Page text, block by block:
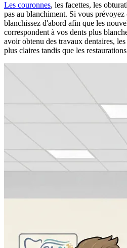
Les couronnes, les facettes, les
pas au blanchiment. Si vous prévoyez
blanchissez d'abord afin que les
correspondent à vos dents plus
avoir obtenu des travaux dentaires,
plus claires tandis que les